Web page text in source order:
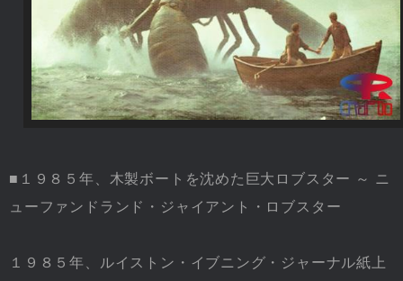
■１９８５年、木製ボートを沈めた巨大ロブスター ～ ニ
ューファンドランド・ジャイアント・ロブスター
１９８５年、ルイストン・イブニング・ジャーナル紙上